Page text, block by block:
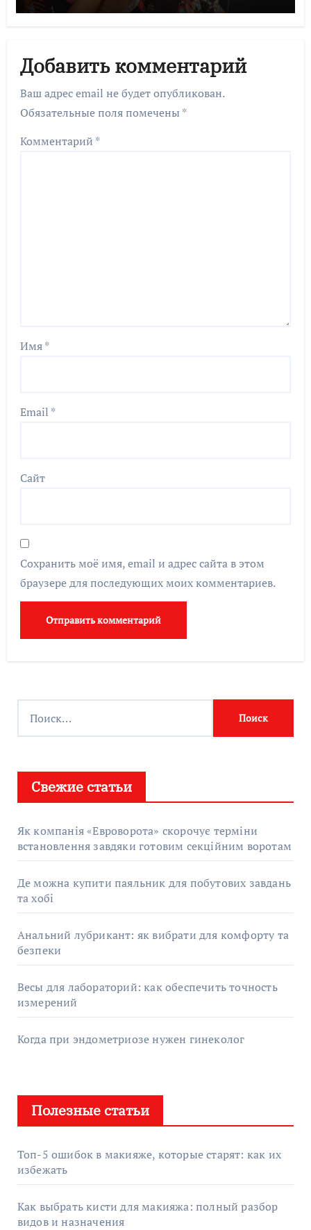
Добавить комментарий
Ваш адрес email не будет опубликован.
Обязательные поля помечены *
Комментарий *
Имя*
Email *
Сайт
Сохранить моё имя, email и адрес сайта в этом
браузере для последующих моих комментариев.
Свежие статьи
Як компанія «Евроворота» скорочує терміни
встановлення завдяки готовим секційним воротам
Де можна купити паяльник для побутових завдань
та хобі
Анальний лубрикант: як вибрати для комфорту та
безпеки
Весы для лабораторий: как обеспечить точность
измерений
Когда при эндометриозе нужен гинеколог
Полезные статьи
Топ-5 ошибок в макияже, которые старят: как их
избежать
Как выбрать кисти для макияжа: полный разбор
видов и назначения